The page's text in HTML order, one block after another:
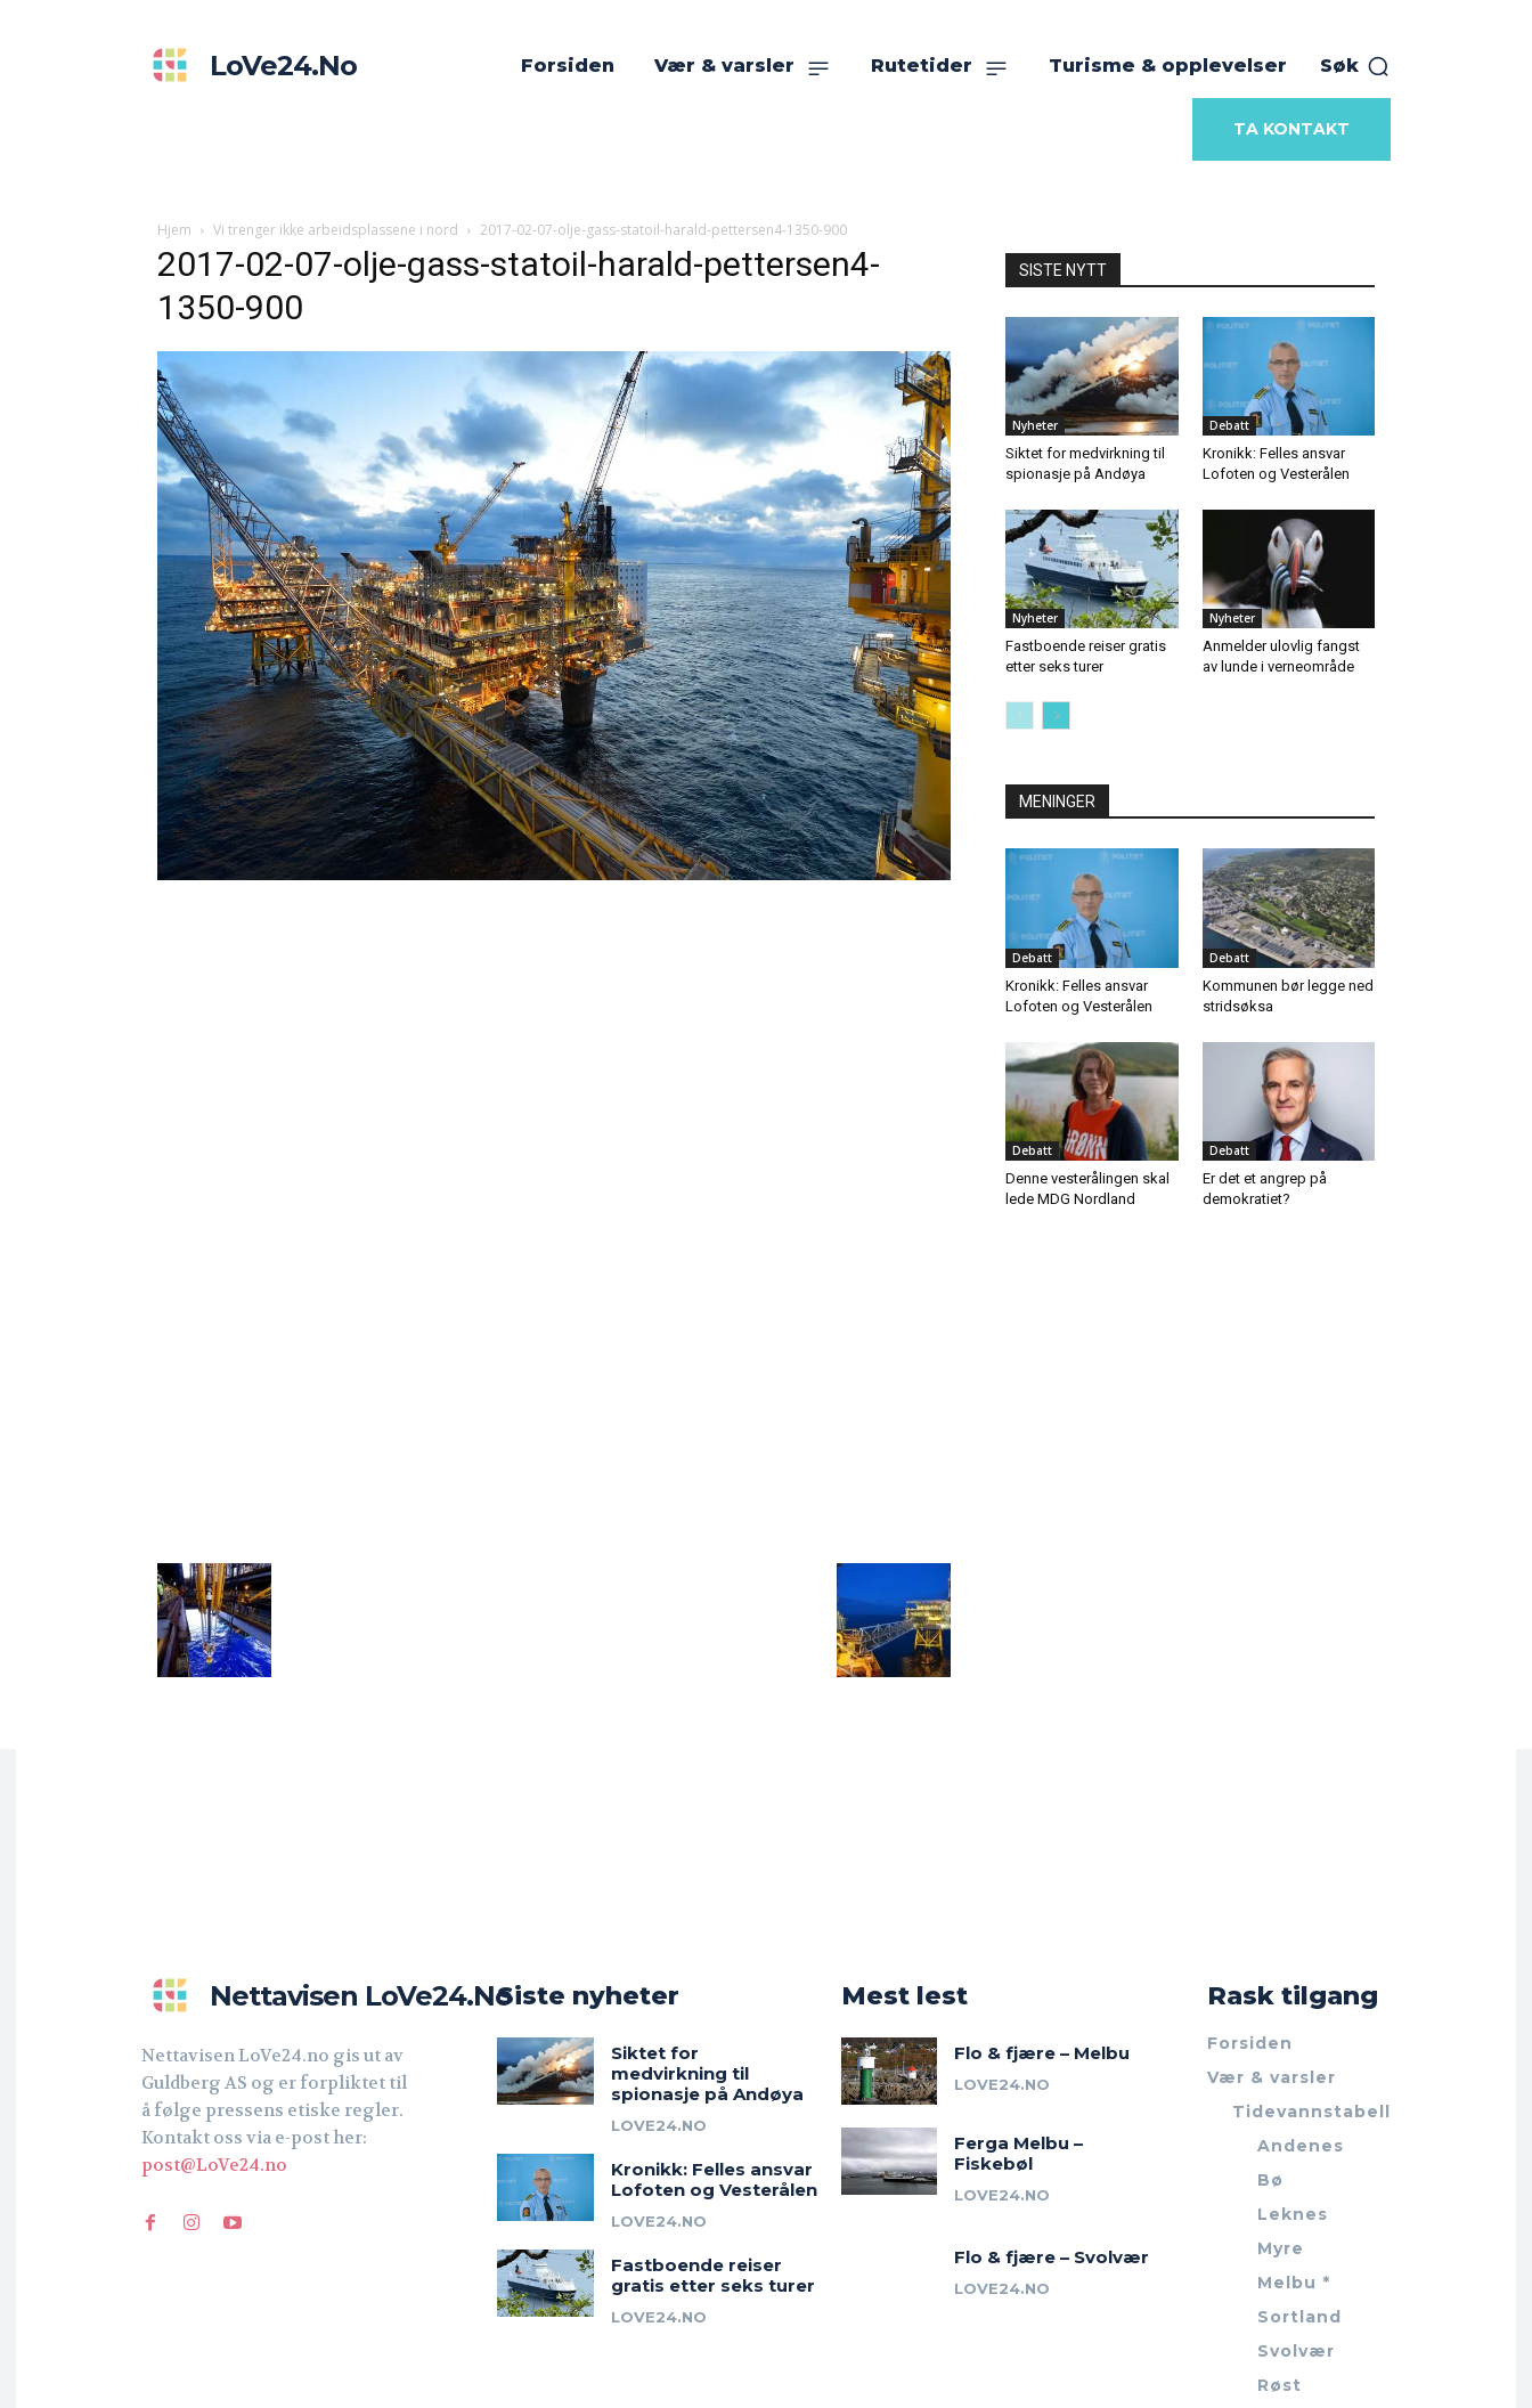
LoVe24.no Forsiden Vær & varsler Rutetider Turisme & opplevelser Søk
TA KONTAKT
Hjem Vi trenger ikke arbeidsplassene i nord 2017-02-07-olje-gass-statoil-harald-pettersen4-1350-900
2017-02-07-olje-gass-statoil-harald-pettersen4-
1350-900
SISTE NYTT
Nyheter
Siktet for medvirkning til
spionasje på Andøya
Debatt
Kronikk: Felles ansvar
Lofoten og Vesterålen
Nyheter
Fastboende reiser gratis
etter seks turer
Nyheter
Anmelder ulovlig fangst
av lunde i verneområde
MENINGER
Debatt
Kronikk: Felles ansvar
Lofoten og Vesterålen
Debatt
Kommunen bør legge ned
stridsøksa
Debatt
Denne vesterålingen skal
lede MDG Nordland
Debatt
Er det et angrep på
demokratiet?
Nettavisen LoVe24.no
Nettavisen LoVe24.no gis ut av
Guldberg AS og er forpliktet til
å følge pressens etiske regler.
Kontakt oss via e-post her:
post@LoVe24.no
Siste nyheter
Siktet for
medvirkning til
spionasje på Andøya
LOVE24.NO
Kronikk: Felles ansvar
Lofoten og Vesterålen
LOVE24.NO
Fastboende reiser
gratis etter seks turer
LOVE24.NO
Mest lest
Flo & fjære – Melbu
LOVE24.NO
Ferga Melbu –
Fiskebøl
LOVE24.NO
Flo & fjære – Svolvær
LOVE24.NO
Rask tilgang
Forsiden
Vær & varsler
Tidevannstabell
Andenes
Bø
Leknes
Myre
Melbu *
Sortland
Svolvær
Røst